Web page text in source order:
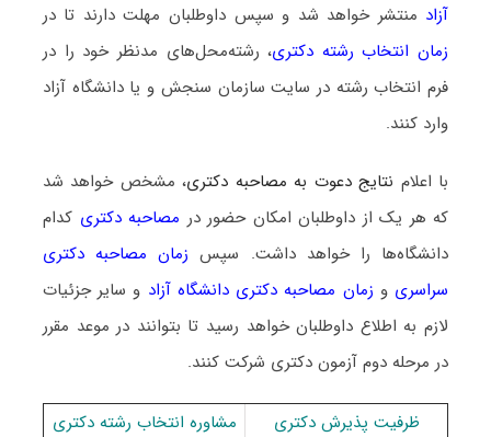
آزاد منتشر خواهد شد و سپس داوطلبان مهلت دارند تا در
زمان انتخاب رشته دکتری، رشته‌محل‌های مدنظر خود را در
فرم انتخاب رشته در سایت سازمان سنجش و یا دانشگاه آزاد
وارد کنند.
با اعلام نتایج دعوت به مصاحبه دکتری، مشخص خواهد شد
که هر یک از داوطلبان امکان حضور در مصاحبه دکتری کدام
دانشگاه‌ها را خواهد داشت. سپس زمان مصاحبه دکتری
سراسری و زمان مصاحبه دکتری دانشگاه آزاد و سایر جزئیات
لازم به اطلاع داوطلبان خواهد رسید تا بتوانند در موعد مقرر
در مرحله دوم آزمون دکتری شرکت کنند.
ظرفیت پذیرش دکتری
مشاوره انتخاب رشته دکتری